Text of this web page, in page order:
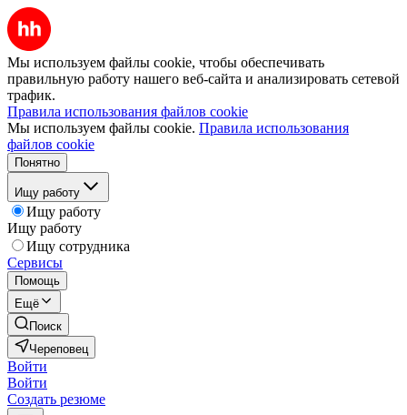
Мы используем файлы cookie, чтобы обеспечивать
правильную работу нашего веб-сайта и анализировать сетевой
трафик.
Правила использования файлов cookie
Мы используем файлы cookie. Правила использования
файлов cookie
Понятно
Ищу работу
Ищу работу
Ищу работу
Ищу сотрудника
Сервисы
Помощь
Ещё
Поиск
Череповец
Войти
Войти
Создать резюме